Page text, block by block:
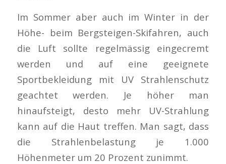
Im Sommer aber auch im Winter in der
Höhe- beim Bergsteigen-Skifahren, auch
die Luft sollte regelmässig eingecremt
werden und auf eine geeignete
Sportbekleidung mit UV Strahlenschutz
geachtet werden. Je höher man
hinaufsteigt, desto mehr UV-Strahlung
kann auf die Haut treffen. Man sagt, dass
die Strahlenbelastung je 1.000
Höhenmeter um 20 Prozent zunimmt.